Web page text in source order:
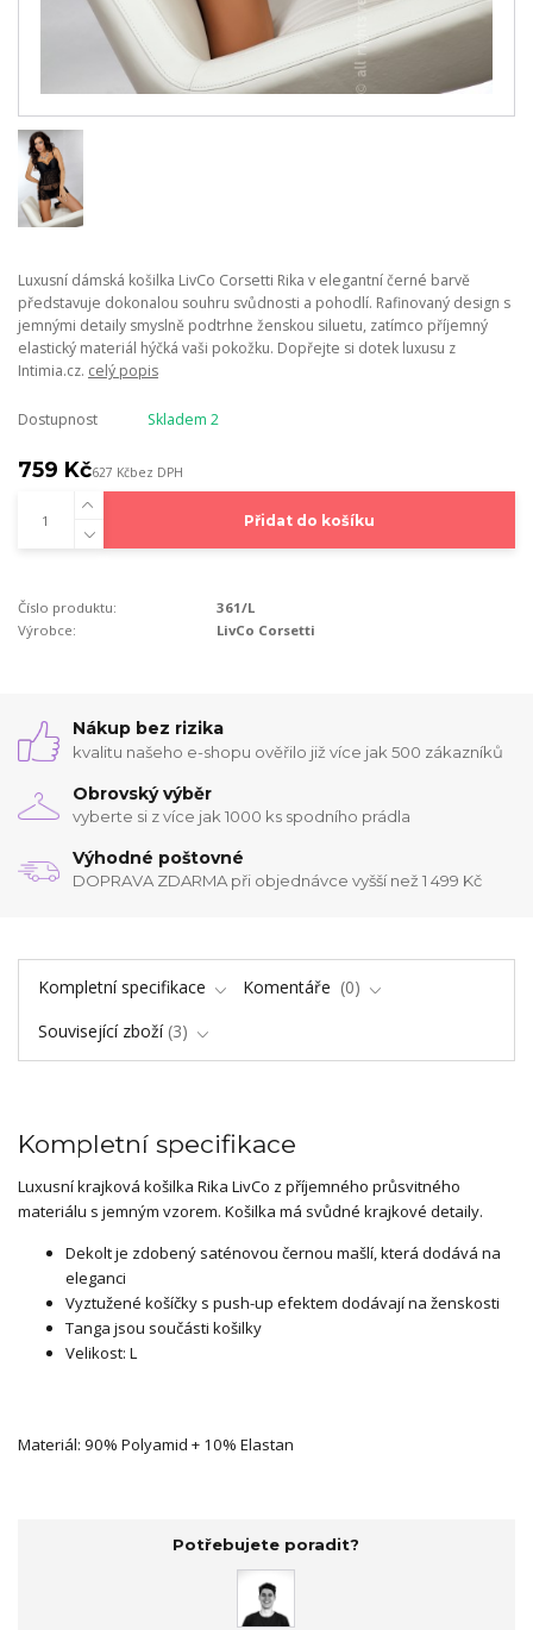
Luxusní dámská košilka LivCo Corsetti Rika v elegantní černé barvě
představuje dokonalou souhru svůdnosti a pohodlí. Rafinovaný design s
jemnými detaily smyslně podtrhne ženskou siluetu, zatímco příjemný
elastický materiál hýčká vaši pokožku. Dopřejte si dotek luxusu z
Intimia.cz. celý popis
Dostupnost Skladem 2
759 Kč627 Kčbez DPH
Přidat do košíku
Číslo produktu:
361/L
Výrobce:
LivCo Corsetti
Nákup bez rizika
kvalitu našeho e-shopu ověřilo již více jak 500 zákazníků
Obrovský výběr
vyberte si z více jak 1000 ks spodního prádla
Výhodné poštovné
DOPRAVA ZDARMA při objednávce vyšší než 1 499 Kč
Kompletní specifikace Komentáře
0
Související zboží 3
Kompletní specifikace
Luxusní krajková košilka Rika LivCo z příjemného průsvitného
materiálu s jemným vzorem. Košilka má svůdné krajkové detaily.
Dekolt je zdobený saténovou černou mašlí, která dodává na
eleganci
Vyztužené košíčky s push-up efektem dodávají na ženskosti
Tanga jsou součásti košilky
Velikost: L
Materiál: 90% Polyamid + 10% Elastan
Potřebujete poradit?